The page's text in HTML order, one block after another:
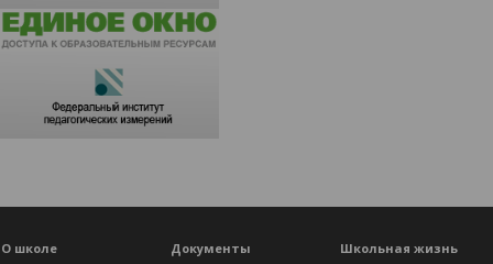
О школе
Документы
Школьная жизнь